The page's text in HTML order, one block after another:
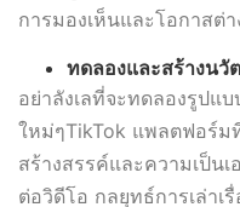
การมองเห็นและโอกาสต่า
ทดลองและสร้างนวั
อย่าลังเลที่จะทดลองรูปแ
ใหม่ๆTikTok แพลตฟอร์
สร้างสรรค์และความเป็น
ต่อวิดีโอ กลยุทธ์การเล่าเ